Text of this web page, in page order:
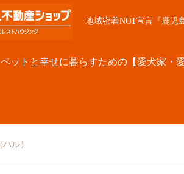
地域密着NO1宣言『鹿児
ペットと幸せに暮らすための【愛犬家・
ハル）